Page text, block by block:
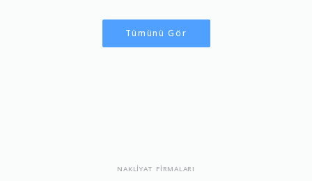
Tümünü Gör
NAKLİYAT FİRMALARI